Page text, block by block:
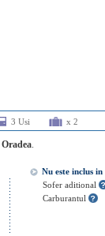
3 Usi x 2
Oradea
Nu este inclus
Sofer aditional
Carburantul